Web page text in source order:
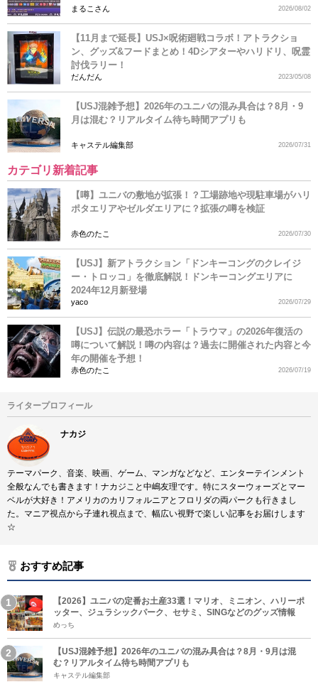
まるこさん 2026/08/02
【11月まで延長】USJ×呪術廻戦コラボ！アトラクショ
ン、グッズ&フードまとめ！4Dシアターやハリドリ、呪霊
討伐ラリー！
だんだん 2023/05/08
【USJ混雑予想】2026年のユニバの混み具合は？8月・9
月は混む？リアルタイム待ち時間アプリも
キャステル編集部 2026/07/31
カテゴリ新着記事
【噂】ユニバの敷地が拡張！？工場跡地や現駐車場がハリ
ポタエリアやゼルダエリアに？拡張の噂を検証
赤色のたこ 2026/07/30
【USJ】新アトラクション「ドンキーコングのクレイジ
ー・トロッコ」を徹底解説！ドンキーコングエリアに
2024年12月新登場
yaco 2026/07/29
【USJ】伝説の最恐ホラー「トラウマ」の2026年復活の
噂について解説！噂の内容は？過去に開催された内容と今
年の開催を予想！
赤色のたこ 2026/07/19
ライタープロフィール
ナカジ
テーマパーク、音楽、映画、ゲーム、マンガなどなど、エンターテインメント
全般なんでも書きます！ナカジこと中嶋友理です。特にスターウォーズとマー
ベルが大好き！アメリカのカリフォルニアとフロリダの両パークも行きまし
た。マニア視点から子連れ視点まで、幅広い視野で楽しい記事をお届けします
☆
おすすめ記事
【2026】ユニバの定番お土産33選！マリオ、ミニオン、ハリーポ
ッター、ジュラシックパーク、セサミ、SINGなどのグッズ情報
めっち
【USJ混雑予想】2026年のユニバの混み具合は？8月・9月は混
む？リアルタイム待ち時間アプリも
キャステル編集部